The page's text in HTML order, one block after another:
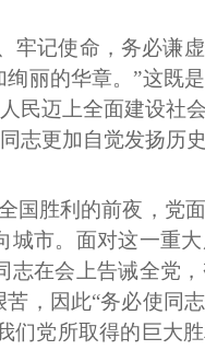
牢记使命，务必谦
丽的华章。”这既
民迈上全面建设社
志更加自觉发扬历
国胜利的前夜，党
市。面对这一重
在会上告诫全党
，因此“务必使同
们党所取得的巨大